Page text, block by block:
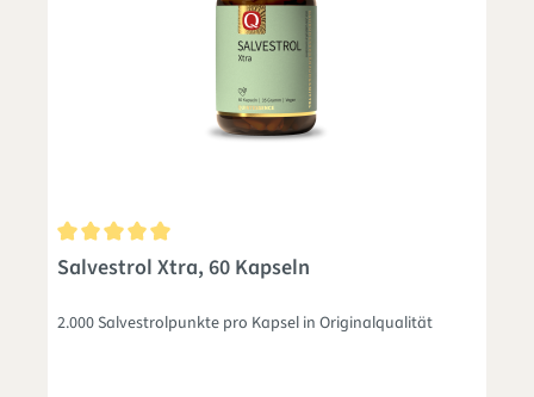
Durchschnittliche Bewertung von 5 von 5 Sternen
Salvestrol Xtra, 60 Kapseln
2.000 Salvestrolpunkte pro Kapsel in Originalqualität